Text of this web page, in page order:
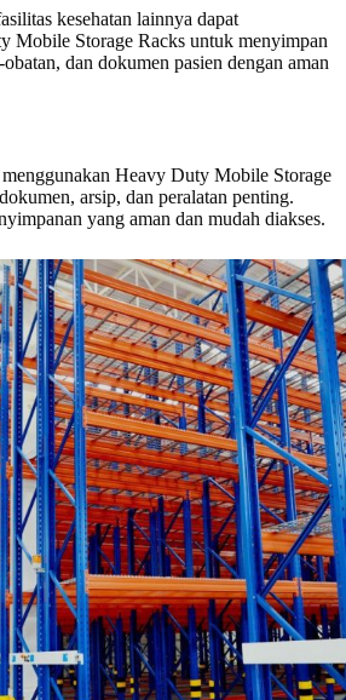
kesehatan lainnya dapat
Mobile Storage Racks untuk menyimpan
dan dokumen pasien dengan aman
Heavy Duty Mobile Storage
arsip, dan peralatan penting.
yang aman dan mudah diakses.